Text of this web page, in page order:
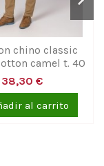
chino classic
camel t. 40
38,30 €
al carrito